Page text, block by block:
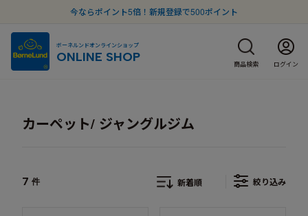
今ならポイント5倍！新規登録で500ポイント
ボーネルンドオンラインショップ
ONLINE SHOP 商品検索 ログイン
カーペット/ ジャングルジム
7 件 絞り込み